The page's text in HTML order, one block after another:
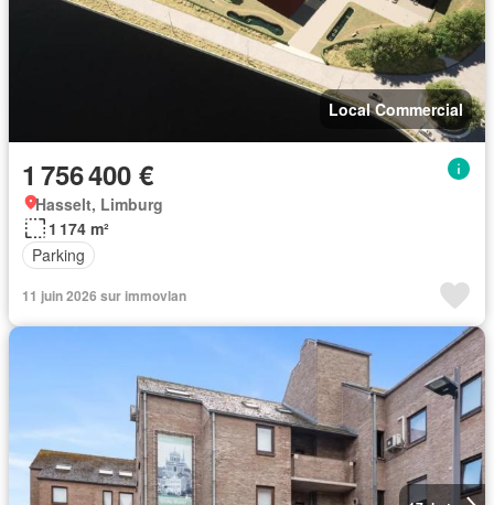
Local Commercial
1 756 400 €
Hasselt, Limburg
1 174 m²
Parking
11 juin 2026 sur immovlan